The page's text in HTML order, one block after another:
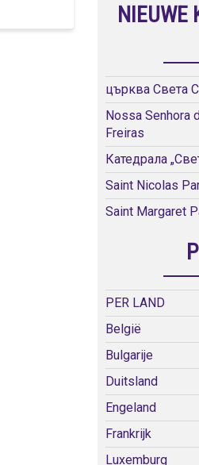
NIEUWE
църква Света
Nossa Senhora
Freiras
Катедрала
Saint Nicolas
Saint Margaret
PER LAND
België
Bulgarije
Duitsland
Engeland
Frankrijk
Luxemburg